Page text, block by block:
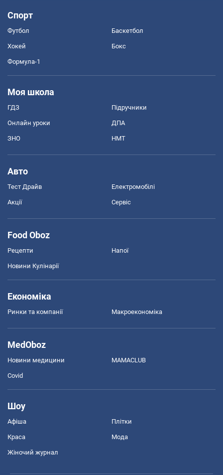
Спорт
Футбол Баскетбол
Хокей Бокс
Формула-1
Моя школа
ГДЗ Підручники
Онлайн уроки ДПА
ЗНО НМТ
Авто
Тест Драйв Електромобілі
Акції Сервіс
Food Oboz
Рецепти Напої
Новини Кулінарії
Економіка
Ринки та компанії Макроекономіка
MedOboz
Новини медицини MAMACLUB
Covid
Шоу
Афіша Плітки
Краса Мода
Жіночий журнал